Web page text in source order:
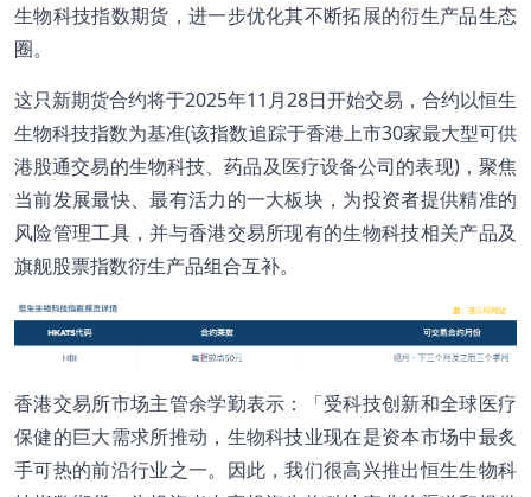
生物科技指数期货，进一步优化其不断拓展的衍生产品生态
圈。
这只新期货合约将于2025年11月28日开始交易，合约以恒生
生物科技指数为基准(该指数追踪于香港上市30家最大型可供
港股通交易的生物科技、药品及医疗设备公司的表现)，聚焦
当前发展最快、最有活力的一大板块，为投资者提供精准的
风险管理工具，并与香港交易所现有的生物科技相关产品及
旗舰股票指数衍生产品组合互补。
香港交易所市场主管余学勤表示：「受科技创新和全球医疗
保健的巨大需求所推动，生物科技业现在是资本市场中最炙
手可热的前沿行业之一。因此，我们很高兴推出恒生生物科